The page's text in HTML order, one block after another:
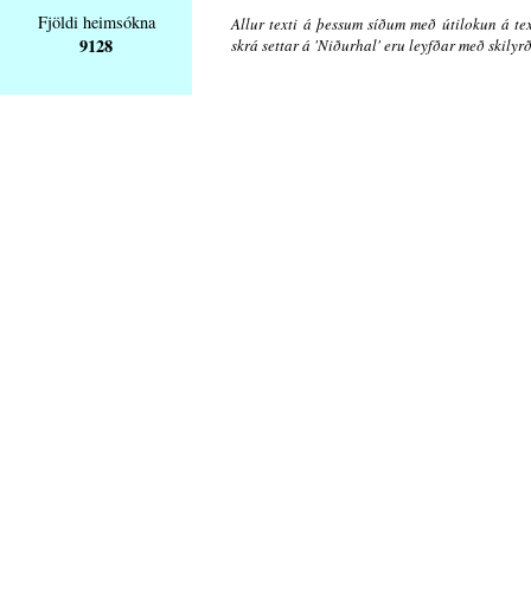
Fjöldi heimsókna
9128
Allur texti á þessum síðum með útilokun á
skrá settar á 'Niðurhal' eru leyfðar með